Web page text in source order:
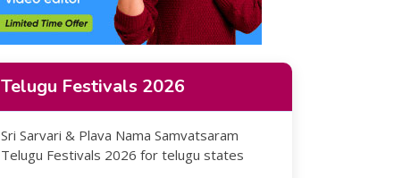
Telugu Festivals 2026
Sri Sarvari & Plava Nama Samvatsaram
Telugu Festivals 2026 for telugu states